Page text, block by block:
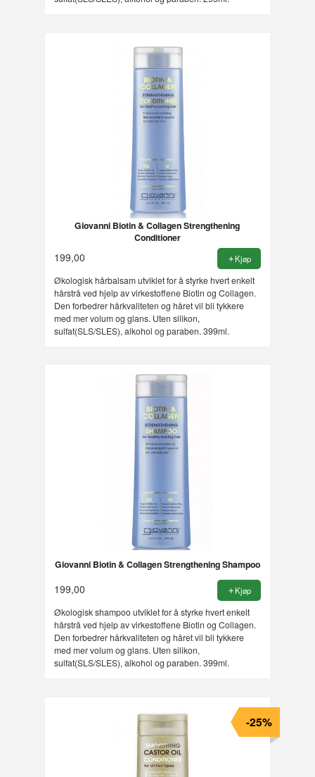
Giovanni Biotin & Collagen Strengthening
Conditioner
199,00 Kjøp
Økologisk hårbalsam utviklet for å styrke hvert enkelt
hårstrå ved hjelp av virkestoffene Biotin og Collagen.
Den forbedrer hårkvaliteten og håret vil bli tykkere
med mer volum og glans. Uten silikon,
sulfat(SLS/SLES), alkohol og paraben. 399ml.
Giovanni Biotin & Collagen Strengthening Shampoo
199,00 Kjøp
Økologisk shampoo utviklet for å styrke hvert enkelt
hårstrå ved hjelp av virkestoffene Biotin og Collagen.
Den forbedrer hårkvaliteten og håret vil bli tykkere
med mer volum og glans. Uten silikon,
sulfat(SLS/SLES), alkohol og paraben. 399ml.
-25%